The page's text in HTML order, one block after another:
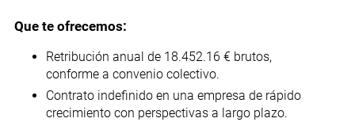
Que te ofrecemos:
Retribución anual de 18.452.16 € brutos,
conforme a convenio colectivo.
Contrato indefinido en una empresa de rápido
crecimiento con perspectivas a largo plazo.